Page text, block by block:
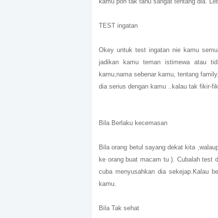
TEST ingatan
Okey untuk test ingatan nie kamu
jadikan kamu teman istimewa atau
kamu,nama sebenar kamu, tentang
dia serius dengan kamu ..kalau tak fikir-
Bila Berlaku kecemasan
Bila orang betul sayang dekat kita
ke orang buat macam tu ). Cubalah test
cuba menyusahkan dia sekejap.Kalau
kamu.
Bila Tak sehat